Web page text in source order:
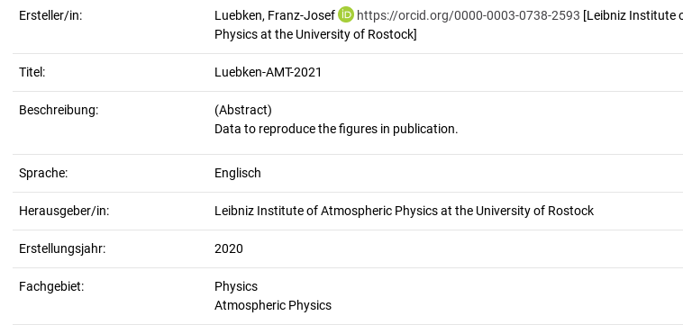
Ersteller/in: Luebken, Franz-Josef https://orcid.org/0000-0003-0738-2593 [Leibniz Institute
Physics at the University of Rostock]
Titel: Luebken-AMT-2021
Beschreibung:
(Abstract)
Sprache: Englisch
Herausgeber/in: Leibniz Institute of Atmospheric Physics at the University of Rostock
Erstellungsjahr: 2020
Fachgebiet:
Physics
Atmospheric Physics